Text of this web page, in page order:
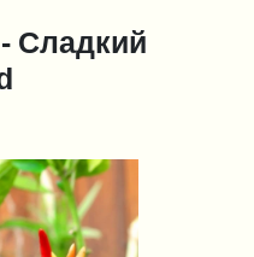
Сладкий